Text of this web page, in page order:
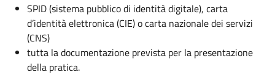
SPID (sistema pubblico di identità digitale), carta
d’identità elettronica (CIE) o carta nazionale dei servizi
(CNS)
tutta la documentazione prevista per la presentazione
della pratica.